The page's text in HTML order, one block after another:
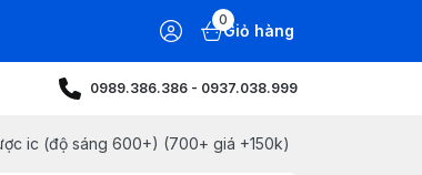
0
Giỏ hàng
0989.386.386 - 0937.038.999
ic (độ sáng 600+) (700+ giá +150k)